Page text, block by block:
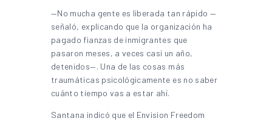
—No mucha gente es liberada tan rápido —
señaló, explicando que la organización ha
pagado fianzas de inmigrantes que
pasaron meses, a veces casi un año,
detenidos—. Una de las cosas más
traumáticas psicológicamente es no saber
cuánto tiempo vas a estar ahí.
Santana indicó que el Envision Freedom